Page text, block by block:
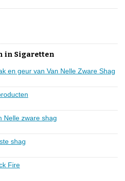
in Sigaretten
en geur van Van Nelle Zware Shag
Nelle zware shag
shag
Fire